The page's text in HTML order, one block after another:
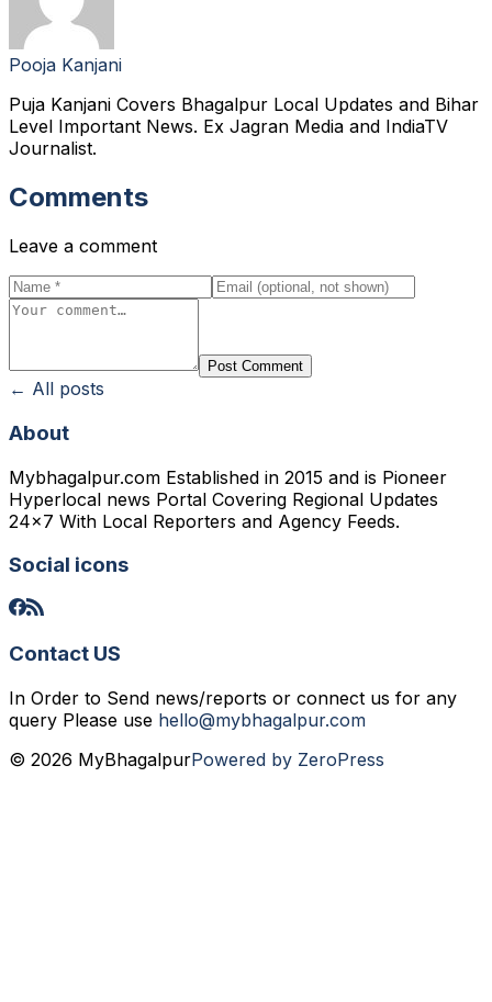
Pooja Kanjani
Puja Kanjani Covers Bhagalpur Local Updates and Bihar
Level Important News. Ex Jagran Media and IndiaTV
Journalist.
Comments
Leave a comment
Post Comment
← All posts
About
Mybhagalpur.com Established in 2015 and is Pioneer
Hyperlocal news Portal Covering Regional Updates
24x7 With Local Reporters and Agency Feeds.
Social icons
Contact US
In Order to Send news/reports or connect us for any
query Please use hello@mybhagalpur.com
© 2026 MyBhagalpurPowered by ZeroPress